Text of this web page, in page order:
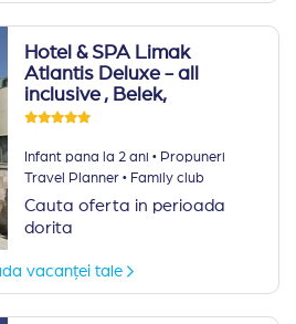
Hotel & SPA Limak
Atlantis Deluxe - all
inclusive , Belek,
Infant pana la 2 ani ·Propuneri
Travel Planner ·Family club
Cauta oferta in perioada
dorita
vacanței tale